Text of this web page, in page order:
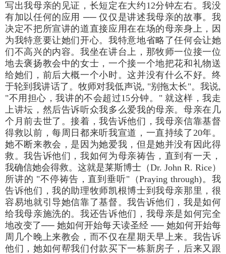
写出我母亲的见证，长短定在大约12分钟左右。我没
有加以任何的应用 ── 仅仅是讲述我母亲的故事。我
决定不把所宣讲的道直接应用在在场的母亲身上，因
为我特意要让她们开心。我特意地省略了任何会让她
们不高兴的内容。我坐在讲台上，那牧师一位接一位
地去褒扬教会中的女士，一个接一个地把花和礼物送
给她们，前后大概一个小时。这并没有什么不好。终
于轮到我讲话了。牧师对我低声说, "别拖太长"。我说,
"不用担心，我讲的不会超过15分钟。" 就这样，我走
上讲坛，然后告诉听众我多么爱我的母亲。母亲在几
个月前去世了。接着，我告诉他们，我母亲信靠基督
得救以前，每周日都来听我宣道，一直持续了20年。
她不断来教会，是因为她爱我，但是她并没有因此得
救。我告诉他们，我如何为母亲祷告，直到有一天，
我确信她会得救。这就是莱斯博士（Dr. John R. Rice）
所讲的 "不停祷告，直到垂听"（Praying through)。我
告诉他们，我的助理牧师凯根博士到我母亲那里，很
容易地就引导她信靠了基督。我告诉他们，我是如何
给我母亲施洗的。我还告诉他们，我母亲是如何完全
地改变了── 她如何开始每天读圣经 ── 她如何开始每
周几个晚上来教会，而不仅在星期天早上来。我告诉
他们，她如何帮我们付款买下一栋新房子，后来又跟